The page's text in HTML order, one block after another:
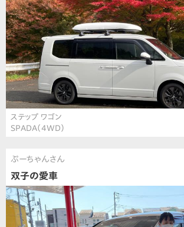
ステップ ワゴン
SPADA（4WD）
ぷーちゃんさん
双子の愛車